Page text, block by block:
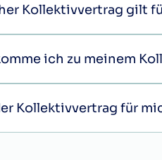
Kollektivvertrag gilt
ich zu meinem
Kollektivvertrag für